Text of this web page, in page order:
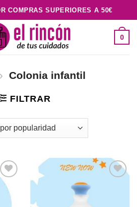
COMPRAS SUPERIORES A 50€
0
Colonia infantil
FILTRAR
a la
de